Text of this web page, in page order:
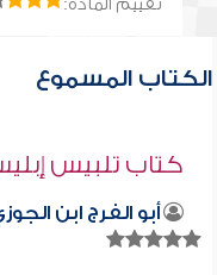
تقييم المادة:
الكتاب المسموع
كتاب تلبيس
أبو الفرج ابن